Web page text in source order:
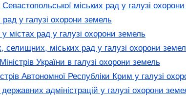
міських рад у галузі
у галузі охорони земель
містах рад у галузі охорони земель
селищних, міських рад у галузі охорони
України в галузі охорони земель
Автономної Республіки Крим у галузі
адміністрацій у галузі охорони